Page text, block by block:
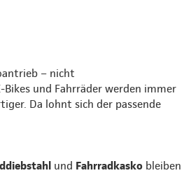
– nicht
und Fahrräder werden immer
Da lohnt sich der passende
und Fahrradkasko bleiben